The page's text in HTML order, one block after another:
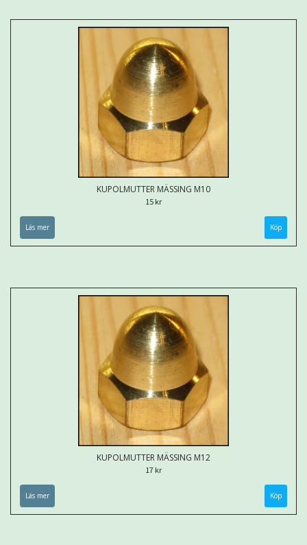
KUPOLMUTTER MÄSSING M10
15 kr
Läs mer
KUPOLMUTTER MÄSSING M12
17 kr
Läs mer